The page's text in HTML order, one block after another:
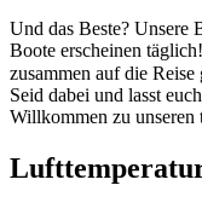
Und das Beste? Unsere
Boote erscheinen
zusammen auf die Reise
Seid dabei und lasst
Willkommen zu unseren